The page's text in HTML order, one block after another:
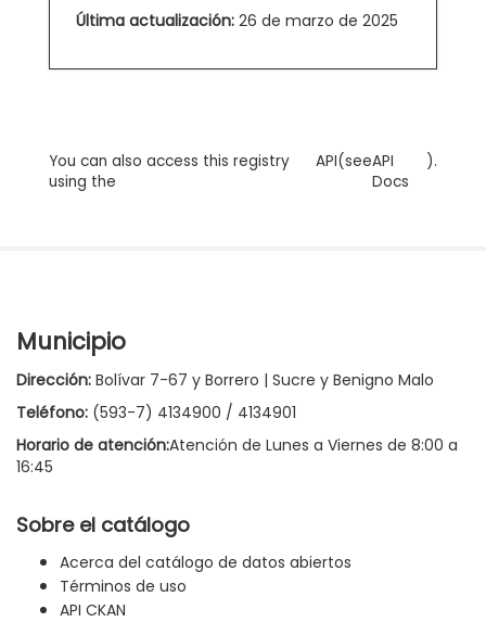
Última actualización: 26 de marzo de 2025
You can also access this registry
using the
API(seeAPI
Docs
).
Municipio
Dirección: Bolívar 7-67 y Borrero | Sucre y Benigno Malo
Teléfono: (593-7) 4134900 / 4134901
Horario de atención:Atención de Lunes a Viernes de 8:00 a
16:45
Sobre el catálogo
Acerca del catálogo de datos abiertos
Términos de uso
API CKAN